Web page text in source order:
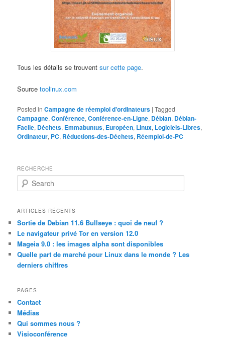
Tous les détails se trouventsur cette page.
Sourcetoolinux.com
Posted in Campagne de réemploi d'ordinateurs |Tagged
Campagne,Conférence,Conférence-en-Ligne, Débian, Débian-
Facile, Déchets, Emmabuntus, Européen, Linux, Logiciels-Libres,
Ordinateur, PC, Réductions-des-Déchets, Réemploi-de-PC
RECHERCHE
e
r
h
ARTICLES RÉCENTS
Sortie de Debian 11.6 Bullseye : quoi de neuf ?
Le navigateur privé Tor en version 12.0
Mageia 9.0 : les images alpha sont disponibles
Quelle part de marché pour Linux dans le monde ? Les
derniers chiffres
PAGES
Contact
Médias
Qui sommes nous ?
Visioconférence